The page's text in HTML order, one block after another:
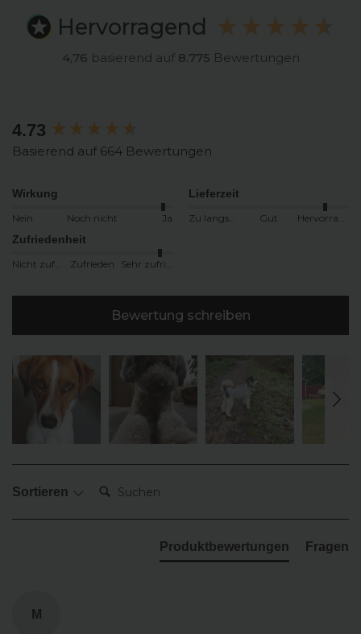
Hervorragend
4,76 basierend auf 8.775 Bewertungen
4.73
Basierend auf 664 Bewertungen
Wirkung
Nein Noch nicht Ja
Lieferzeit
Gut
Zufriedenheit
Zufrieden
Bewertung schreiben
Sortieren Suchen:
Produktbewertungen Fragen
M
New content loaded